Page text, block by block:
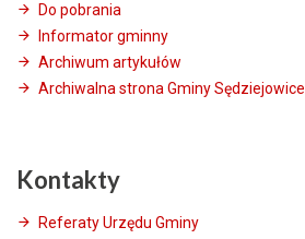
Do pobrania
Informator gminny
Archiwum artykułów
Archiwalna strona Gminy Sędziejowice
Kontakty
Referaty Urzędu Gminy